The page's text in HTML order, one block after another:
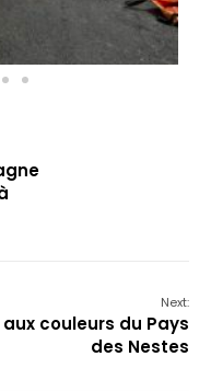
Next:
aux couleurs du Pays
des Nestes